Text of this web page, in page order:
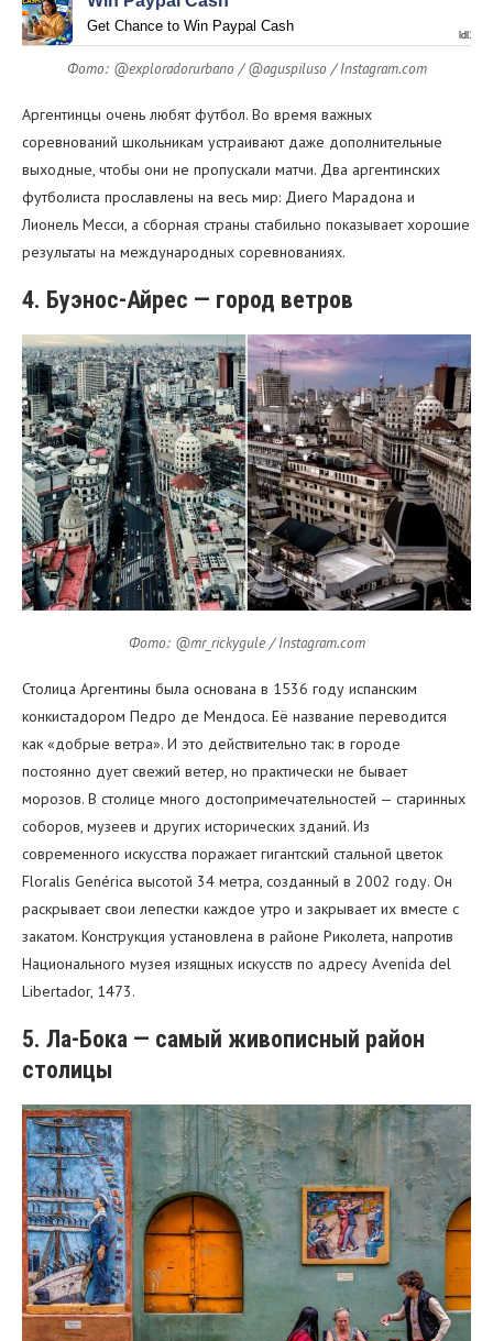
Get Chance to Win Paypal Cash
Фото: @exploradorurbano / @aguspiluso / Instagram.com
Аргентинцы очень любят футбол. Во время важных
соревнований школьникам устраивают даже дополнительные
выходные, чтобы они не пропускали матчи. Два аргентинских
футболиста прославлены на весь мир: Диего Марадона и
Лионель Месси, а сборная страны стабильно показывает хорошие
результаты на международных соревнованиях.
4. Буэнос-Айрес — город ветров
Фото: @mr_rickygule / Instagram.com
Столица Аргентины была основана в 1536 году испанским
конкистадором Педро де Мендоса. Её название переводится
как «добрые ветра». И это действительно так: в городе
постоянно дует свежий ветер, но практически не бывает
морозов. В столице много достопримечательностей — старинных
соборов, музеев и других исторических зданий. Из
современного искусства поражает гигантский стальной цветок
Floralis Genérica высотой 34 метра, созданный в 2002 году. Он
раскрывает свои лепестки каждое утро и закрывает их вместе с
закатом. Конструкция установлена в районе Риколета, напротив
Национального музея изящных искусств по адресу Avenida del
Libertador, 1473.
5. Ла-Бока — самый живописный район
столицы